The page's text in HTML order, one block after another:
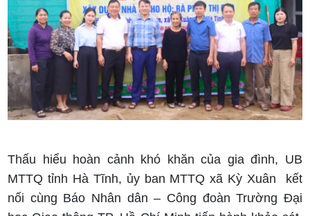
Thấu hiểu hoàn cảnh khó khăn của gia đình, UB
MTTQ tỉnh Hà Tĩnh, ủy ban MTTQ xã Kỳ Xuân kết
nối cùng Báo Nhân dân – Công đoàn Trường Đại